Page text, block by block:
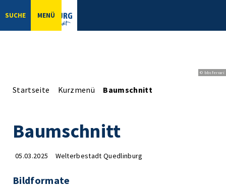
SUCHE MENÜ
© bbsferrari
Startseite Kurzmenü Baumschnitt
Baumschnitt
05.03.2025 Welterbestadt Quedlinburg
Bildformate